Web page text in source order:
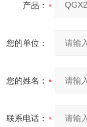
产品：
您的单位：
您的姓名：
联系电话：